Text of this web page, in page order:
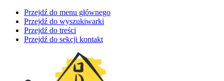
Przejdź do menu głównego
Przejdź do wyszukiwarki
Przejdź do treści
Przejdź do sekcji kontakt